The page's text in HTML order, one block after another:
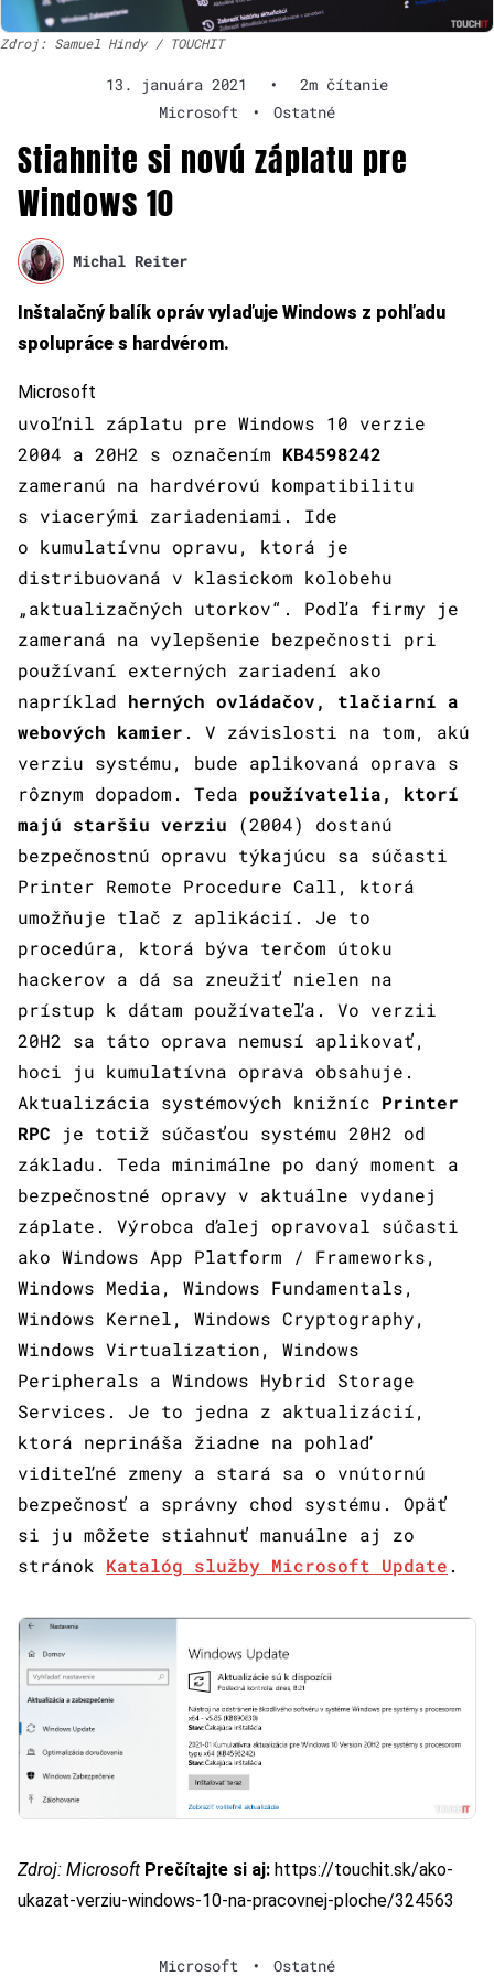
Zdroj: Samuel Hindy / TOUCHIT
13. januára 2021 •
2m čítanie
Microsoft
• Ostatné
Stiahnite si novú záplatu pre
Windows 10
Michal Reiter
Inštalačný balík opráv vylaďuje Windows z pohľadu
spolupráce s hardvérom.
Microsoft
uvoľnil záplatu pre Windows 10 verzie
2004 a 20H2 s označením KB4598242
zameranú na hardvérovú kompatibilitu
s viacerými zariadeniami. Ide
o kumulatívnu opravu, ktorá je
distribuovaná v klasickom kolobehu
„aktualizačných utorkov“. Podľa firmy je
zameraná na vylepšenie bezpečnosti pri
používaní externých zariadení ako
napríklad herných ovládačov, tlačiarní a
webových kamier . V závislosti na tom, akú
verziu systému, bude aplikovaná oprava s
rôznym dopadom. Teda používatelia, ktorí
majú staršiu verziu (2004) dostanú
bezpečnostnú opravu týkajúcu sa súčasti
Printer Remote Procedure Call, ktorá
umožňuje tlač z aplikácií. Je to
procedúra, ktorá býva terčom útoku
hackerov a dá sa zneužiť nielen na
prístup k dátam používateľa. Vo verzii
20H2 sa táto oprava nemusí aplikovať,
hoci ju kumulatívna oprava obsahuje.
Aktualizácia systémových knižníc Printer
RPC je totiž súčasťou systému 20H2 od
základu. Teda minimálne po daný moment a
bezpečnostné opravy v aktuálne vydanej
záplate. Výrobca ďalej opravoval súčasti
ako Windows App Platform / Frameworks,
Windows Media, Windows Fundamentals,
Windows Kernel, Windows Cryptography,
Windows Virtualization, Windows
Peripherals a Windows Hybrid Storage
Services. Je to jedna z aktualizácií,
ktorá neprináša žiadne na pohlaď
viditeľné zmeny a stará sa o vnútornú
bezpečnosť a správny chod systému. Opäť
si ju môžete stiahnuť manuálne aj zo
stránok Katalóg služby Microsoft Update .
Zdroj: Microsoft Prečítajte si aj: https://touchit.sk/ako-
ukazat-verziu-windows-10-na-pracovnej-ploche/324563
Microsoft • Ostatné